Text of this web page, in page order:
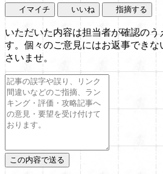
イマイチ いいね 指摘する
いただいた内容は担当者が確認のう
す。個々のご意見にはお返事でき
さいませ。